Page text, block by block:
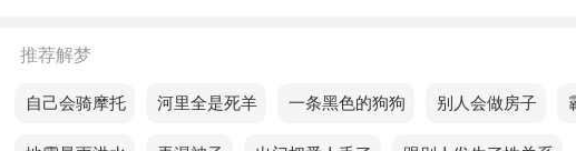
孕妇梦见爸吵自己，意味生活节奏将变得更加紧凑，充满活力。
离异的人梦见爸吵自己，表示情绪不稳定，周围的人和事容易影响
推荐解梦
梦见自己会骑摩托梦见河里全是死羊梦见一条黑色的狗狗梦见别人会做房子梦见